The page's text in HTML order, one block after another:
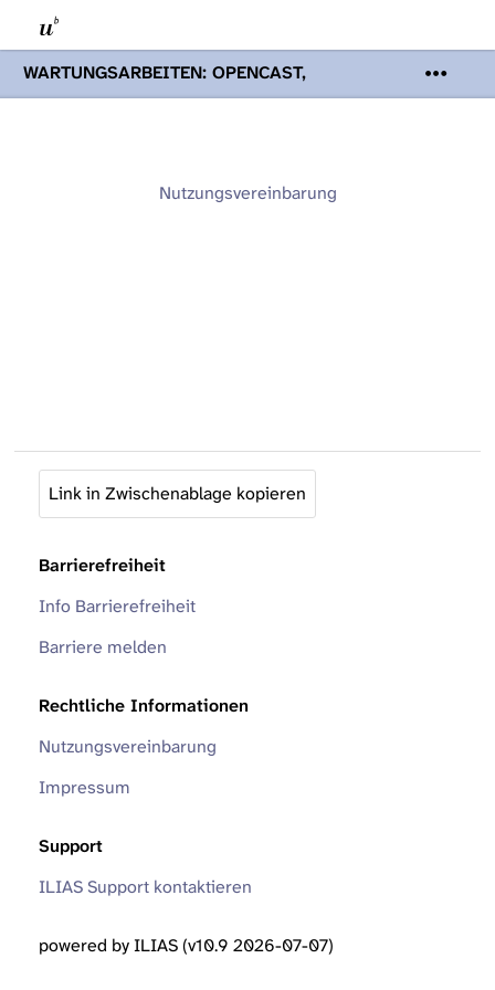
WARTUNGSARBEITEN: OPENCAST,
PODCASTS & TOBIRA
Mi 19. August
Opencast-Videos und Tobira nicht zur
Nutzungsvereinbarung
Link in Zwischenablage kopieren
Barrierefreiheit
Info Barrierefreiheit
Barriere melden
Rechtliche Informationen
Nutzungsvereinbarung
Impressum
Support
ILIAS Support kontaktieren
powered by ILIAS (v10.9 2026-07-07)